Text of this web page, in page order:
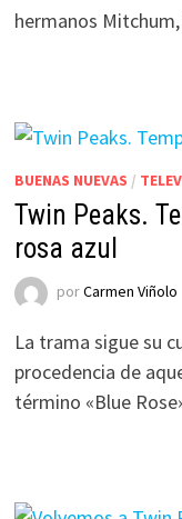
hermanos
BUENAS NUEVAS /
Twin Peaks.
rosa azul
porCarmen Viñolo
La trama sigue su
procedencia de
término «Blue